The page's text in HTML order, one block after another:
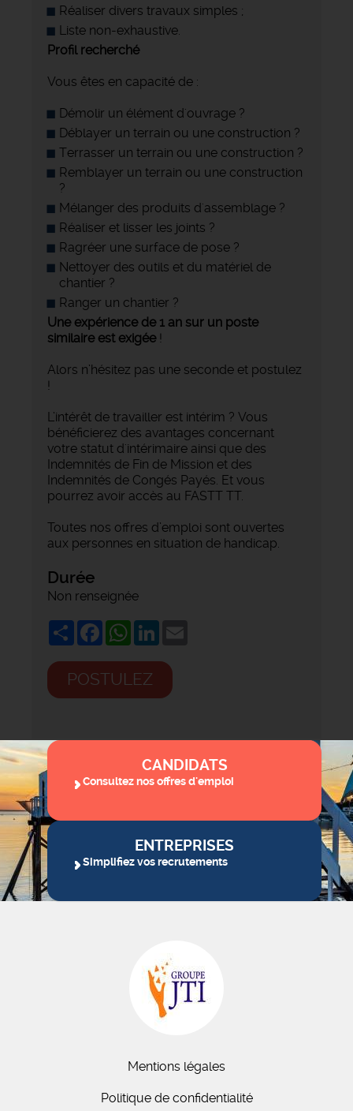
Réaliser divers travaux simples ;
Liste non-exhaustive.
Profil recherché
Vous êtes en capacité de :
Démolir un élément d'ouvrage ?
Déblayer un terrain ou une construction ?
Terrasser un terrain ou une construction ?
Remblayer un terrain ou une construction
?
Mélanger des produits d'assemblage ?
Réaliser et lisser les joints ?
Ragréer une surface de pose ?
Nettoyer des outils et du matériel de
chantier ?
Ranger un chantier ?
Une expérience de 1 an sur un poste
similaire est exigée!
Alors n’hésitez pas une seconde et postulez
!
L’intérêt de travailler est intérim ? Vous
bénéficierez des avantages concernant
votre statut d'intérimaire ainsi que des
Indemnités de Fin de Mission et des
Indemnités de Congés Payés. Et vous
pourrez avoir accès au FASTT TT.
Toutes nos offres d’emploi sont ouvertes
aux personnes en situation de handicap.
Durée
Non renseignée
ShareFacebookWhatsApp
LinkedIn
POSTULEZ
CANDIDATS
Consultez nos offres d'emploi
ENTREPRISES
Simplifiez vos recrutements
Mentions légales
Politique de confidentialité